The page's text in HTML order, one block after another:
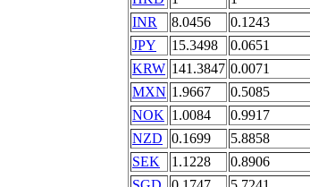
INR
8.0456
0.1243
JPY
15.3498
0.0651
KRW 141.3847 0.0071
MXN 1.9667
0.5085
NOK 1.0084
0.9917
NZD
0.1699
5.8858
SEK
1.1228
0.8906